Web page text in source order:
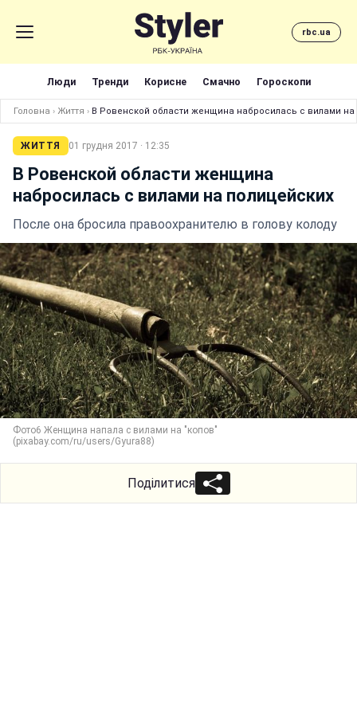
rbc.ua
Люди Тренди Корисне Смачно Гороскопи
Головна › Життя › В Ровенской области женщина набросилась с вилами на
ЖИТТЯ 01 грудня 2017 · 12:35
В Ровенской области женщина
набросилась с вилами на полицейских
После она бросила правоохранителю в голову колоду
Фото6 Женщина напала с вилами на "копов"
(pixabay.com/ru/users/Gyura88)
Поділитися